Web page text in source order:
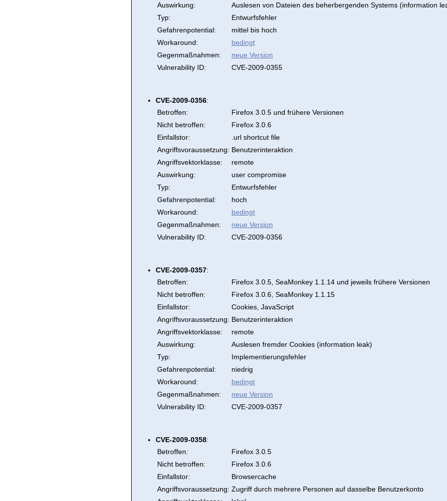
Auswirkung:
Auslesen von Dateien des beherbergenden Systems (information
Typ:
Entwurfsfehler
Gefahrenpotential:
mittel bis hoch
Workaround:
bedingt
Gegenmaßnahmen:
neue Version
Vulnerability ID:
CVE-2009-0355
CVE-2009-0356:
Betroffen:
Firefox 3.0.5 und frühere Versionen
Nicht betroffen:
Firefox 3.0.6
Einfallstor:
.url shortcut file
Angriffsvoraussetzung: Benutzerinteraktion
Angriffsvektorklasse:
remote
Auswirkung:
user compromise
Typ:
Entwurfsfehler
Gefahrenpotential:
hoch
Workaround:
bedingt
Gegenmaßnahmen:
neue Version
Vulnerability ID:
CVE-2009-0356
CVE-2009-0357:
Betroffen:
Firefox 3.0.5, SeaMonkey 1.1.14 und jeweils frühere Versionen
Nicht betroffen:
Firefox 3.0.6, SeaMonkey 1.1.15
Einfallstor:
Cookies, JavaScript
Angriffsvoraussetzung: Benutzerinteraktion
Angriffsvektorklasse:
remote
Auswirkung:
Auslesen fremder Cookies (information leak)
Typ:
Implementierungsfehler
Gefahrenpotential:
niedrig
Workaround:
bedingt
Gegenmaßnahmen:
neue Version
Vulnerability ID:
CVE-2009-0357
CVE-2009-0358:
Betroffen:
Firefox 3.0.5
Nicht betroffen:
Firefox 3.0.6
Einfallstor:
Browsercache
Angriffsvoraussetzung: Zugriff durch mehrere Personen auf dasselbe Benutzerkonto